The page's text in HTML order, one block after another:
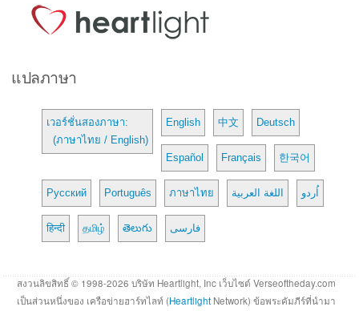
แปลภาษา
เวอร์ชั่นสองภาษา:
(ภาษาไทย / English)
English 中文 Deutsch
Español Français 한국어
Русский Português ภาษาไทย اللغة العربية اُردو
हिन्दी தமிழ் తెలుగు فارسی
สงวนลิขสิทธิ์ © 1998-2026 บริษัท Heartlight, Inc เว็บไซต์ Verseoftheday.com
เป็นส่วนหนึ่งของ เครือข่ายฮาร์ทไลท์ (Heartlight Network) ข้อพระคัมภีร์ที่นำมา